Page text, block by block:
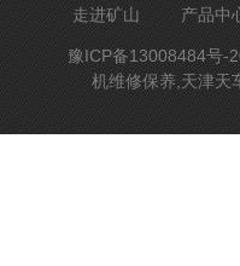
走进矿山 产品中
豫ICP备13008484号-
机维修保养,天津